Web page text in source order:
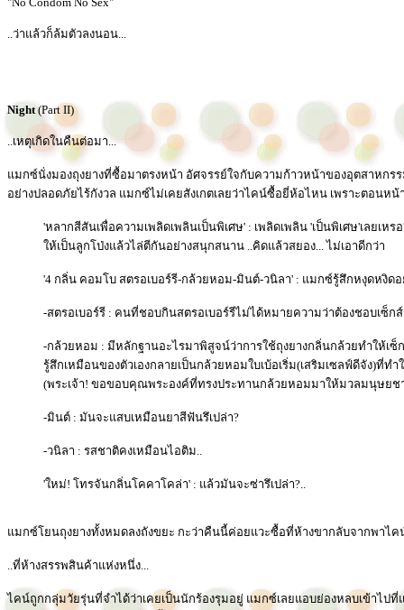
..ว่าแล้วก็ล้มตัวลงนอน...
Night(Part II)
..เหตุเกิดในคืนต่อมา...
แมกซ์นั่งมองถุงยางที่ซื้อมาตรงหน้า อัศจรรย์ใจกับความก้าวหน้าของอุตสาหก
อย่างปลอดภัยไร้กังวล แมกซ์ไม่เคยสังเกตเลยว่าไคน์ซื้อยี่ห้อไหน เพราะตอนห
'หลากสีสันเพื่อความเพลิดเพลินเป็นพิเศษ' : เพลิดเพลิน 'เป็นพิเศษ'เลยเห
ให้เป็นลูกโป่งแล้วไล่ตีกันอย่างสนุกสนาน ..คิดแล้วสยอง... ไม่เอาดีกว่า
'4 กลิ่น คอมโบ สตรอเบอร์รี-กล้วยหอม-มินต์-วนิลา' : แมกซ์รู้สึกหงุดหงิด
-สตรอเบอร์รี : คนที่ชอบกินสตรอเบอร์รีไม่ได้หมายความว่าต้องชอบเซ็ก
-กล้วยหอม : มีหลักฐานอะไรมาพิสูจน์ว่าการใช้ถุงยางกลิ่นกล้วยทำให้เซ็
รู้สึกเหมือนของตัวเองกลายเป็นกล้วยหอมใบเบ้อเริ่ม(เสริมเซลฟ์ดีจัง)ที่
(พระเจ้า! ขอขอบคุณพระองค์ที่ทรงประทานกล้วยหอมมาให้มวลมนุษยช
-มินต์ : มันจะแสบเหมือนยาสีฟันรึเปล่า?
-วนิลา : รสชาติคงเหมือนไอติม..
'ใหม่! โทรจันกลิ่นโคคาโคล่า' : แล้วมันจะซ่ารึเปล่า?..
แมกซ์โยนถุงยางทั้งหมดลงถังขยะ กะว่าคืนนี้ค่อยแวะซื้อที่ห้างขากลับจากพาไค
..ที่ห้างสรรพสินค้าแห่งหนึ่ง...
ไคน์ถูกกลุ่มวัยรุ่นที่จำได้ว่าเคยเป็นนักร้องรุมอยู่ แมกซ์เลยแอบย่องหลบเข้าไป